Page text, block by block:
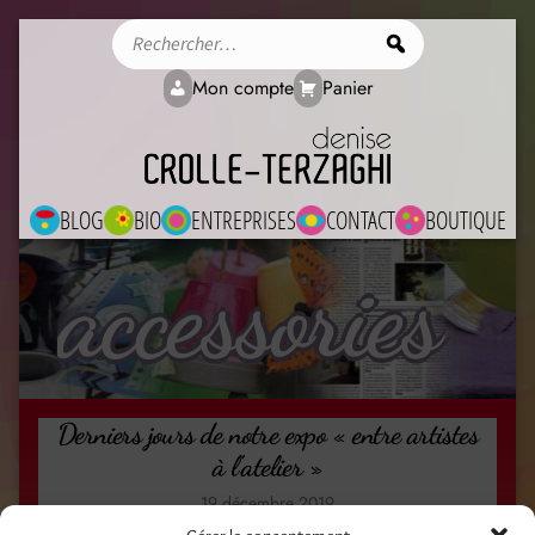
BLOG BIO ENTREPRISES CONTACT BOUTIQUE
Mon compte Panier
accessories
Derniers jours de notre expo « entre artistes
à l’atelier »
19 décembre 2019